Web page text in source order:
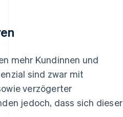
mehr Kundinnen und
sind zwar mit
verzögerter
jedoch, dass sich dieser